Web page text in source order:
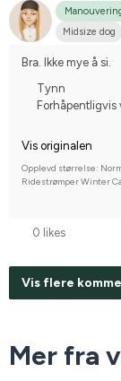
Midsize dog
Bra. Ikke mye å si.
Tynn
Forhåpentligvis
Vis originalen
Opplevd størrelse:
Ridestrømper Winter
0 likes
Vis flere
Mer fra